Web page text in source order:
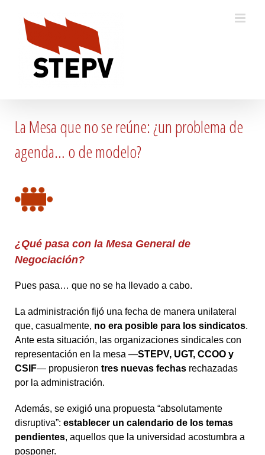
content
La Mesa que no se reúne: ¿un problema de
agenda… o de modelo?
¿Qué pasa con la Mesa General de
Negociación?
Pues pasa… que no se ha llevado a cabo.
La administración fijó una fecha de manera unilateral
que, casualmente, no era posible para los sindicatos.
Ante esta situación, las organizaciones sindicales con
representación en la mesa —STEPV, UGT, CCOO y
CSIF— propusieron tres nuevas fechas rechazadas
por la administración.
Además, se exigió una propuesta “absolutamente
disruptiva”: establecer un calendario de los temas
pendientes, aquellos que la universidad acostumbra a
posponer.